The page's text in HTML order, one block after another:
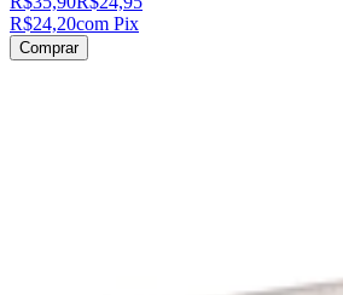
R$24,20com Pix
Comprar